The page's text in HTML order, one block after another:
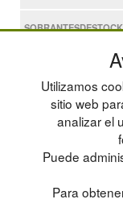
Estanterias
POLÍTICA DE
CONDICIONES DE
CAMBIOS Y
CONTACTO
Utilizamos
sitio web
analizar el
Puede
Para